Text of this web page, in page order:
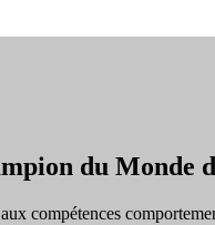
du Monde
compétences